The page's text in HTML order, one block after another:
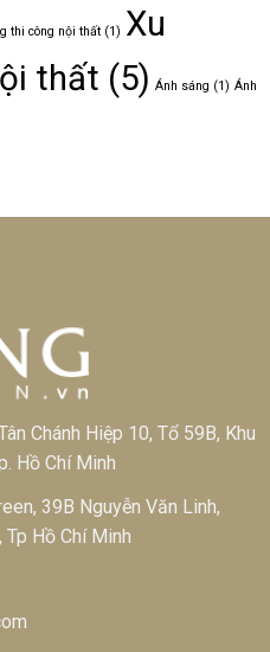
thi công nội thất (1) Xu
thất (5) Ánh sáng (1) Ánh
Chánh Hiệp 10, Tổ 59B, Khu
Hồ Chí Minh
39B Nguyễn Văn Linh,
Tp Hồ Chí Minh